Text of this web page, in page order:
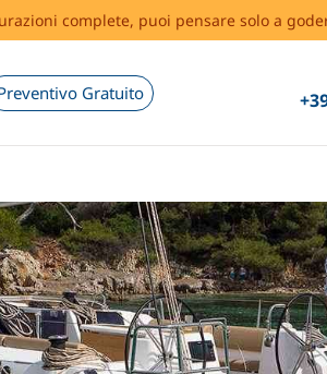
complete, puoi pensare solo a
Gratuito